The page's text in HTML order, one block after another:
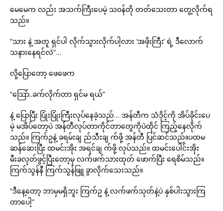
မေမေက လည်း အသက်ကြီးပေမဲ့ သဝန်တို တတ်သေးတာ တွေ့လိုက်ရ
သည်။
“သား နဲ့ အတူ ရှင်ပါ လိုက်သွားလိုက်ပါ့လား ‘အဖိုးကြီး’ ရဲ့ ဒီလောက်
သနားနေရင်လဲ”…
လို့ပြောတော့ ဖေဖေက
“သြော်..ခက်လိုက်တာ ရှင်မ ရယ်”
နဲ့ ပြောပြီး ပြုံးပြုံးကြီးလုပ်နေခဲ့သည်… အန်တီက သံဒိုင့်ကို အိပ်ခိုင်းပေ
မဲ့ မအိပ်တော့ပဲ အန်တီလုပ်တာကိုင်တာတွေကိုပဲထိုင် ကြည့်နေလိုက်
သည်။ ကြက်ဥနဲ့ ခရမ်းချ ည်သီးချ က်ဖို့ အန်တီ ပြင်ဆင်သည်။ပထမ
ဆန်ဆေးပြီး ထမင်းအိုး အရင်ချ က်ဖို့ လုပ်သည်။ ထမင်းပေါင်းအိုး
မီးခလုတ်ဖွင့်ပြီးတော့မှ လက်ဖက်သားထုတ် ဖောက်ပြီး ရေစိမ်သည်။
ကြက်သွန်နီ ကြက်သွန်ဖြူ ခွာလိုက်သေးသည်။
“ဒီနေ့တော့ ဘာမှမရှိဘူး ကြက်ဥ နဲ့ လက်ဖက်သုတ်နဲ့ပဲ နှစ်ပါးသွားကြ
တာပေါ့”